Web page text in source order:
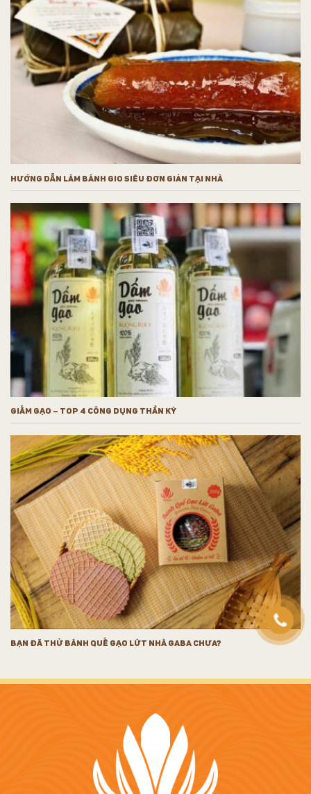
HƯỚNG DẪN LÀM BÁNH GIO SIÊU ĐƠN GIẢN TẠI NHÀ
GIẤM GẠO – TOP 4 CÔNG DỤNG THẦN KỲ
BẠN ĐÃ THỬ BÁNH QUẾ GẠO LỨT NHÀ GABA CHƯA?